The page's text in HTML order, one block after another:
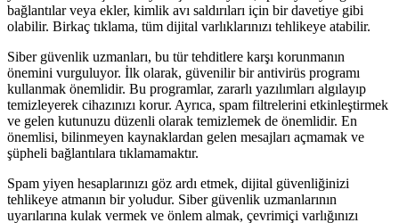
bağlantılar veya ekler, kimlik avı saldırıları için bir davetiye gibi
olabilir. Birkaç tıklama, tüm dijital varlıklarınızı tehlikeye atabilir.
Siber güvenlik uzmanları, bu tür tehditlere karşı korunmanın
önemini vurguluyor. İlk olarak, güvenilir bir antivirüs programı
kullanmak önemlidir. Bu programlar, zararlı yazılımları algılayıp
temizleyerek cihazınızı korur. Ayrıca, spam filtrelerini etkinleştirmek
ve gelen kutunuzu düzenli olarak temizlemek de önemlidir. En
önemlisi, bilinmeyen kaynaklardan gelen mesajları açmamak ve
şüpheli bağlantılara tıklamamaktır.
Spam yiyen hesaplarınızı göz ardı etmek, dijital güvenliğinizi
tehlikeye atmanın bir yoludur. Siber güvenlik uzmanlarının
uyarılarına kulak vermek ve önlem almak, çevrimiçi varlığınızı